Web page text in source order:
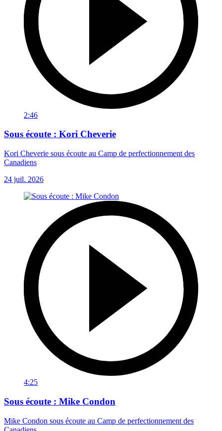
2:46
Sous écoute : Kori Cheverie
Kori Cheverie sous écoute au Camp de perfectionnement des
Canadiens
24 juil. 2026
4:25
Sous écoute : Mike Condon
Mike Condon sous écoute au Camp de perfectionnement des